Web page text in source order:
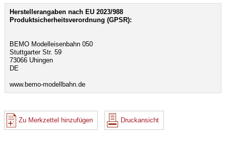
Herstellerangaben nach EU 2023/988
Produktsicherheitsverordnung (GPSR):
BEMO Modelleisenbahn 050
Stuttgarter Str. 59
73066 Uhingen
DE
www.bemo-modellbahn.de
Zu Merkzettel hinzufügen Druckansicht